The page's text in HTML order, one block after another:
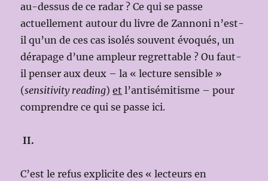
au-dessus de ce radar ? Ce qui se passe
actuellement autour du livre de Zannoni n’est-
il qu’un de ces cas isolés souvent évoqués, un
dérapage d’une ampleur regrettable ? Ou faut-
il penser aux deux – la « lecture sensible »
(sensitivity reading)et l’antisémitisme – pour
comprendre ce qui se passe ici.
II.
C’est le refus explicite des « lecteurs en